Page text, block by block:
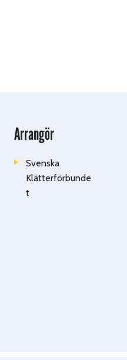
Arrangör
Svenska
Klätterförbunde
t